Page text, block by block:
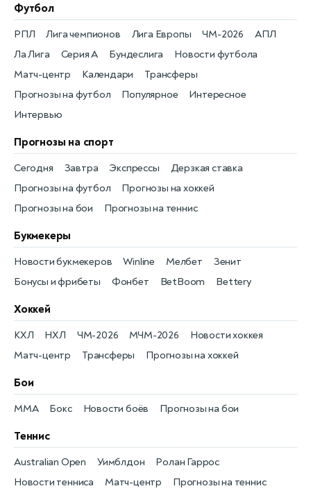
Футбол
Новости футбола
РПЛ
Матч-центр
Лига чемпионов
Календари
Лига Европы
Трансферы
ЧМ-2026
Прогнозы на футбол
АПЛ
Популярное
Ла Лига
Интересное
Серия А
Интервью
Бундеслига
Прогнозы на спорт
Прогнозы на футбол
Сегодня
Прогнозы на хоккей
Завтра
Прогнозы на бои
Экспрессы
Прогнозы на теннис
Дерзкая ставка
Букмекеры
Бонусы и фрибеты
Новости букмекеров
Фонбет
Winline
BetBoom
Мелбет
Bettery
Зенит
Хоккей
Новости хоккея
КХЛ
Матч-центр
НХЛ
Трансферы
ЧМ-2026
Прогнозы на хоккей
МЧМ-2026
Бои
Новости боёв
MMA Прогнозы на бои
Бокс
Теннис
Новости тенниса
Australian Open
Матч-центр
Уимблдон
Прогнозы на теннис
Ролан Гаррос